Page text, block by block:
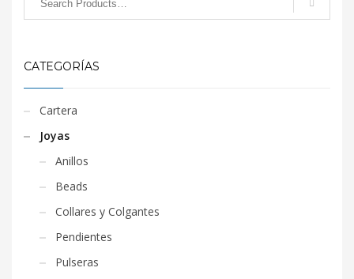
CATEGORÍAS
Cartera
Joyas
Anillos
Beads
Collares y Colgantes
Pendientes
Pulseras